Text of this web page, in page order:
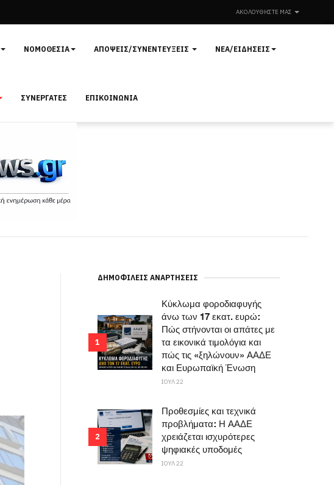
ΑΚΟΛΟΥΘΉΣΤΕ ΜΑΣ
ΝΟΜΟΘΕΣΊΑ ΑΠΌΨΕΙΣ/ΣΥΝΕΝΤΕΎΞΕΙΣ ΝΈΑ/ΕΙΔΉΣΕΙΣ
ΣΥΝΕΡΓΆΤΕΣ ΕΠΙΚΟΙΝΩΝΊΑ
ΔΗΜΟΦΙΛΕΊΣ ΑΝΑΡΤΉΣΕΙΣ
1
Κύκλωμα φοροδιαφυγής
άνω των 17 εκατ. ευρώ:
Πώς στήνονται οι απάτες με
τα εικονικά τιμολόγια και
πώς τις «ξηλώνουν» ΑΑΔΕ
και Ευρωπαϊκή Ένωση
ΙΟΥΛ 22
2
Προθεσμίες και τεχνικά
προβλήματα: Η ΑΑΔΕ
χρειάζεται ισχυρότερες
ψηφιακές υποδομές
ΙΟΥΛ 22